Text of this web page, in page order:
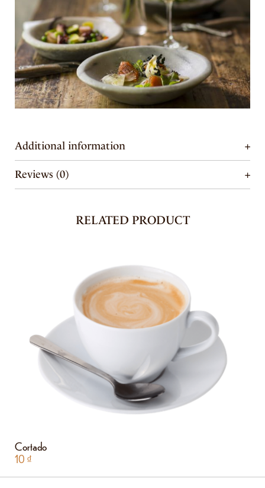
Additional information
Reviews (0)
RELATED PRODUCT
Cortado
10 ₫